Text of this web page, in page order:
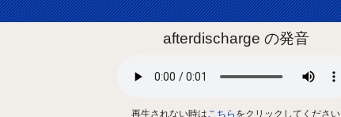
afterdischarge の発音
再生されない時はこちら をクリックしてください